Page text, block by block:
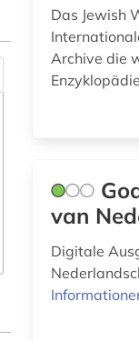
Das Jewish
Archive die
van
Digitale